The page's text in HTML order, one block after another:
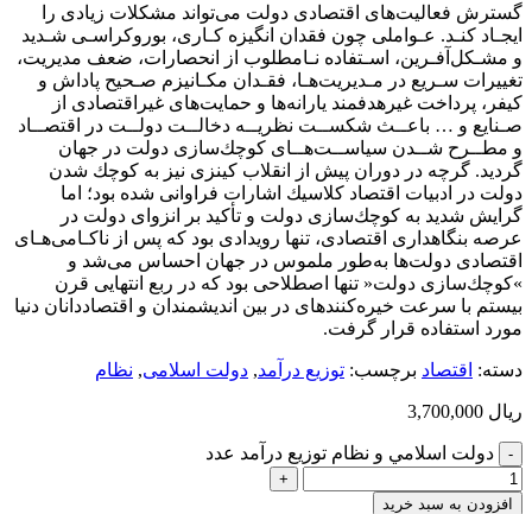
ﮔﺴﺘﺮش ﻓﻌﺎﻟﻴﺖﻫﺎى اﻗﺘﺼﺎدى دوﻟﺖ ﻣﻰﺗﻮاﻧﺪ ﻣﺸﻜﻼت زﻳﺎدى را
اﻳﺠـﺎد ﻛﻨـﺪ. ﻋـﻮاﻣﻠﻰ ﭼﻮن ﻓﻘﺪان اﻧﮕﻴﺰه ﻛـﺎرى، ﺑﻮروﻛﺮاﺳـﻰ ﺷـﺪﻳﺪ
و ﻣﺸـﻜﻞآﻓـﺮﻳﻦ، اﺳـﺘﻔﺎده ﻧـﺎﻣﻄﻠﻮب از اﻧﺤﺼﺎرات، ﺿﻌﻒ ﻣﺪﻳﺮﻳﺖ،
ﺗﻐﻴﻴﺮات ﺳـﺮﻳﻊ در ﻣـﺪﻳﺮﻳﺖﻫـﺎ، ﻓﻘـﺪان ﻣﻜـﺎﻧﻴﺰم ﺻـﺤﻴﺢ ﭘﺎداش و
ﻛﻴﻔﺮ، ﭘﺮداﺧﺖ ﻏﻴﺮﻫﺪﻓﻤﻨﺪ ﻳﺎراﻧﻪﻫﺎ و ﺣﻤﺎﻳﺖﻫﺎى ﻏﻴﺮاﻗﺘﺼﺎدى از
ﺻـﻨﺎﻳﻊ و … ﺑﺎﻋــﺚ ﺷﻜﺴــﺖ ﻧﻈﺮﻳــﻪ دﺧﺎﻟــﺖ دوﻟــﺖ در اﻗﺘﺼــﺎد
و ﻣﻄــﺮح ﺷــﺪن ﺳﻴﺎﺳــﺖﻫــﺎى ﻛﻮﭼﻚﺳﺎزى دوﻟﺖ در ﺟﻬﺎن
ﮔﺮدﻳﺪ. ﮔﺮﭼﻪ در دوران ﭘﻴﺶ از اﻧﻘﻼب ﻛﻴﻨﺰى ﻧﻴﺰ ﺑﻪ ﻛﻮﭼﻚ ﺷﺪن
دوﻟﺖ در ادﺑﻴﺎت اﻗﺘﺼﺎد ﻛﻼﺳﻴﻚ اﺷﺎرات ﻓﺮاواﻧﻰ ﺷﺪه ﺑﻮد؛ اﻣﺎ
ﮔﺮاﻳﺶ ﺷﺪﻳﺪ ﺑﻪ ﻛﻮﭼﻚﺳﺎزى دوﻟﺖ و ﺗﺄﻛﻴﺪ ﺑﺮ اﻧﺰواى دوﻟﺖ در
ﻋﺮﺻﻪ ﺑﻨﮕﺎهدارى اﻗﺘﺼﺎدى، ﺗﻨﻬﺎ روﻳﺪادى ﺑﻮد ﻛﻪ ﭘﺲ از ﻧﺎﻛـﺎﻣﻰﻫـﺎى
اﻗﺘﺼﺎدى دوﻟﺖﻫﺎ ﺑﻪﻃﻮر ﻣﻠﻤﻮس در ﺟﻬﺎن اﺣﺴﺎس ﻣﻰﺷﺪ و
»ﻛﻮﭼﻚﺳﺎزى دوﻟﺖ« ﺗﻨﻬﺎ اﺻﻄﻼﺣﻰ ﺑﻮد ﻛﻪ در رﺑﻊ اﻧﺘﻬﺎﻳﻰ ﻗﺮن
ﺑﻴﺴﺘﻢ ﺑﺎ ﺳﺮﻋﺖ ﺧﻴﺮهﻛﻨﻨﺪهاى در ﺑﻴﻦ اﻧﺪﻳﺸﻤﻨﺪان و اﻗﺘﺼﺎدداﻧﺎن دﻧﻴﺎ
ﻣﻮرد اﺳﺘﻔﺎده ﻗﺮار ﮔﺮﻓﺖ.
دسته: اقتصاد برچسب: توزیع درآمد, دولت اسلامی, نظام
ریال
دولت اسلامي و نظام توزيع درآمد عدد
افزودن به سبد خرید